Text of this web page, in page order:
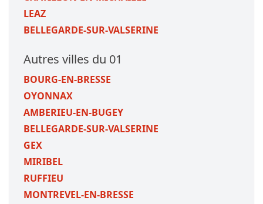
LEAZ
BELLEGARDE-SUR-VALSERINE
Autres villes du 01
BOURG-EN-BRESSE
OYONNAX
AMBERIEU-EN-BUGEY
BELLEGARDE-SUR-VALSERINE
GEX
MIRIBEL
RUFFIEU
MONTREVEL-EN-BRESSE